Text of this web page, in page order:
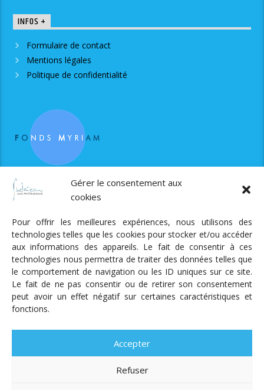
Gérer le consentement aux
cookies
Pour offrir les meilleures expériences, nous utilisons des
technologies telles que les cookies pour stocker et/ou accéder
aux informations des appareils. Le fait de consentir à ces
technologies nous permettra de traiter des données telles que
le comportement de navigation ou les ID uniques sur ce site.
Le fait de ne pas consentir ou de retirer son consentement
peut avoir un effet négatif sur certaines caractéristiques et
fonctions.
Accepter
Refuser
INFOS +
Formulaire de contact
Mentions légales
Politique de confidentialité
Radio Judaica Strasbourg
Tous droits réservés
RADIO JUDAÏCA
ÉMISSIONS ET GRILLE DES PROGRAMMES
PODCASTS
UN DON
ADHÉRER MENTIONS LÉGALES
RÉAL.